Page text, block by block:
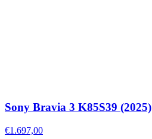
Sony Bravia 3 K85S39 (2025)
€1.697,00